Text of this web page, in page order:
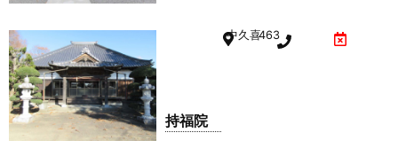
持福院
中久喜463